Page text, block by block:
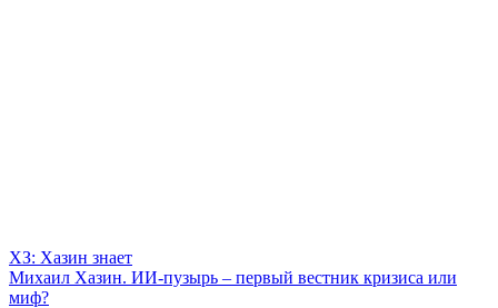
ХЗ: Хазин знает
Михаил Хазин. ИИ-пузырь – первый вестник кризиса или
миф?